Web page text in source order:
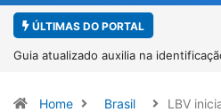
ÚLTIMAS DO PORTAL
Kinross inicia rastreamento digital
Home Brasil LBV